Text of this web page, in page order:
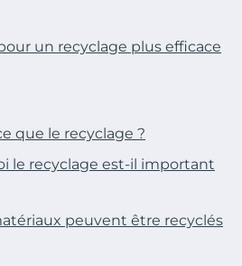
un recyclage plus efficace
que le recyclage ?
le recyclage est-il important
peuvent être recyclés